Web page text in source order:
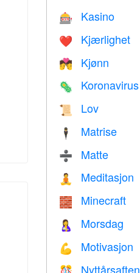
🎰 Kasino
❤️️ Kjærlighet
💏 Kjønn
🦠 Koronavirus
📜 Lov
🕴️ Matrise
➗ Matte
🧘 Meditasjon
🧱 Minecraft
🤱 Morsdag
💪 Motivasjon
Nyttårsaften